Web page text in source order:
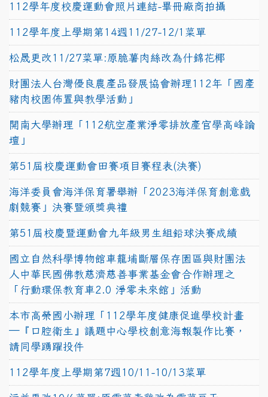
112學年度校慶運動會照片連結-畢冊廠商拍攝
112學年度上學期第14週11/27-12/1菜單
松晟更改11/27菜單:原脆薯肉絲改為什錦花椰
財團法人台灣優良農產品發展協會辦理112年「國產
豬肉校園佈置與教學活動」
開南大學辦理「112航空產業淨零排放產官學高峰論
壇」
第51屆校慶運動會田賽項目賽程表(決賽)
海洋委員會海洋保育署舉辦「2023海洋保育創意戲
劇競賽」決賽暨頒獎典禮
第51屆校慶暨運動會九年級男生組鉛球決賽成績
國立自然科學博物館車籠埔斷層保存園區與財團法
人中華民國佛教慈濟慈善事業基金會合作辦理之
「行動環保教育車2.0 淨零未來館」活動
本市高榮國小辦理「112學年度健康促進學校計畫
─『口腔衛生』議題中心學校創意海報製作比賽，
請同學踴躍投件
112學年度上學期第7週10/11-10/13菜單